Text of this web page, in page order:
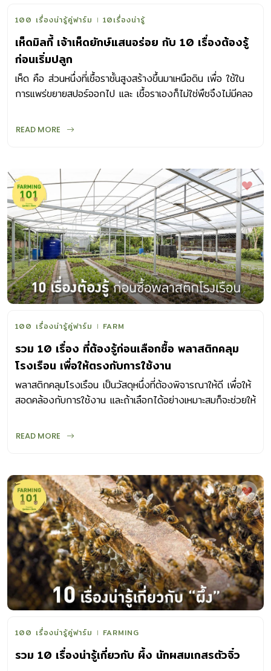
100 เรื่องน่ารู้คู่ฟาร์ม 10เรื่องน่ารู้
เห็ดมิลกี้ เจ้าเห็ดยักษ์แสนอร่อย กับ 10 เรื่องต้องรู้
ก่อนเริ่มปลูก
เห็ด คือ ส่วนหนึ่งที่เชื้อราชั้นสูงสร้างขึ้นมาเหนือดิน เพื่อ ใช้ใน
การแพร่ขยายสปอร์ออกไป และ เชื้อราเองก็ไม่ใช่พืชจึงไม่มีคลอ
ย่อยสลายอินทรีย์วัตถุต่างๆ ในการเจริญเติบโต การปลูก เห็ดมิ
แค่มีพื้นที่ภายในบ้านที่สะอาด ไม่โดนแดด ไม่มีลม และ มีอินทรีย์
วัตถุให้เขาได้ย่อยสลาย เพื่อ ใช้ในการเจริญเติบโต ก็สามารถ
เลี้ยงเห็ดไว้เก็บกินภายในบ้านได้แล้ว เห็ดมิลกี้เป็นเห็ดยักษ์ที่มี
กลิ่นเหมือนนม แต่พอสุกแล้วกลิ่น และ รสชาติจะเหมือนกับอาหาร
ทะเล และ สามารถนำมาปรุงอาหารได้หลากหลายจนไม่ซ้ำเมนูเลย
แต่ก่อนจะหาเชื้อเห็ดมาปลูกอย่างน้อยอยากให้รู้จักเห็ดมิลกี้มาก
ขึ้นกันก่อน เห็ดมิลกี้ (Milky Mushroom) มาจากหิมาลัย เห็ดมิ
ลกี้ยังมีชื่อหนึ่งที่ เรียกกันว่า เห็ดหิมาลัย ซึ่งมาจากถิ่นกำเนิด
ของเห็ดชนิดนี้ ที่มาจากหิมาลัยทางตะวันออกเฉียงเหนือของ
ประเทศอินเดีย โดยเห็ดชนิดนี้มีลักษณะเด่นที่ เป็นเห็ดขนาดใหญ่
หมวกเห็ดกลม เส้นผ่านศูนย์กลาง 10-14 ซม. ก้านอวบหนา
ขนาดใหญ่ มีสีขาวทั่วทั้งต้น เนื้อแน่น เส้นใยสูง สามารถนำมาทำ
อาหารได้หลากหลาย มีสรรพคุณช่วยลดน้ำตาล และ
คอเลสเตอรอลในเลือด และ ช่วยให้ขับถ่ายดีขึ้น […]
READ MORE
100 เรื่องน่ารู้คู่ฟาร์ม FARM
รวม 10 เรื่อง ที่ต้องรู้ก่อนเลือกซื้อ พลาสติกคลุม
โรงเรือน เพื่อให้ตรงกับการใช้งาน
พลาสติกคลุมโรงเรือน เป็นวัสดุหนึ่งที่ต้องพิจารณาให้ดี เพื่อให้
สอดคล้องกับการใช้งาน และถ้าเลือกได้อย่างเหมาะสมก็จะช่วยให้
READ MORE
100 เรื่องน่ารู้คู่ฟาร์ม FARMING
รวม 10 เรื่องน่ารู้เกี่ยวกับ ผึ้ง นักผสมเกสรตัวจิ๋ว